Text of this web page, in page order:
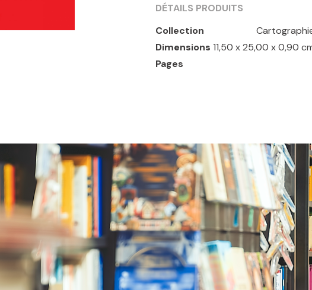
DÉTAILS PRODUITS
Collection
Dimensions 11,50 x 25,00 x 0,90
Pages